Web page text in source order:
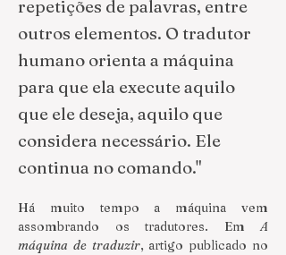
repetições de palavras, entre
outros elementos. O tradutor
humano orienta a máquina
para que ela execute aquilo
que ele deseja, aquilo que
considera necessário. Ele
continua no comando."
Há muito tempo a máquina vem
assombrando os tradutores. Em A
máquina de traduzir